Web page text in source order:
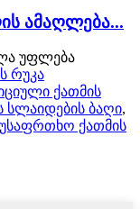
ამაღლება...
უფლება
რუკა
ქათმის
სლაიდების ბაღი,
უსაფრთხო ქათმის